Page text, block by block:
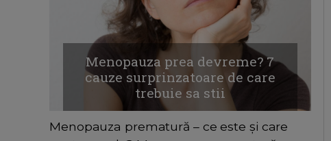
Menopauza prea devreme? 7
cauze surprinzatoare de care
trebuie sa stii
Menopauza prematură – ce este și care